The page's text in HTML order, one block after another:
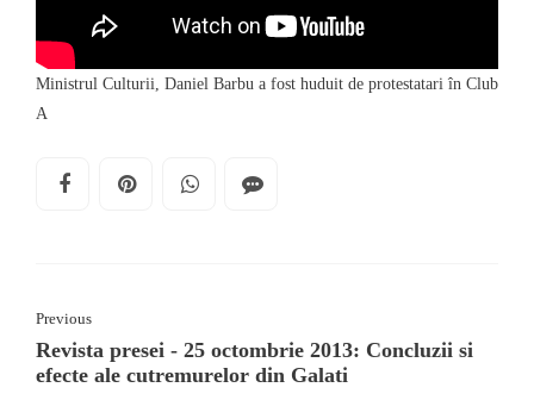
Ministrul Culturii, Daniel Barbu a fost huduit de protestatari în Club
A
Previous
Revista presei - 25 octombrie 2013: Concluzii si
efecte ale cutremurelor din Galati